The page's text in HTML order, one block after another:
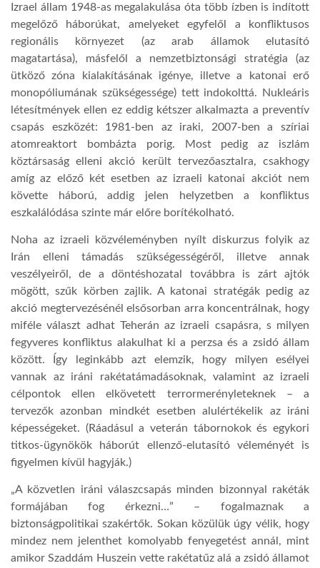
GLOBOZSARU
DOBRAVERO.HU
GLOBOBOOK
Izrael állam 1948-as megalakulása óta több ízben is indított
megelőző háborúkat, amelyeket egyfelől a konfliktusos
regionális környezet (az arab államok elutasító
magatartása), másfelől a nemzetbiztonsági stratégia (az
ütköző zóna kialakításának igénye, illetve a katonai erő
monopóliumának szükségessége) tett indokolttá. Nukleáris
létesítmények ellen ez eddig kétszer alkalmazta a preventív
csapás eszközét: 1981-ben az iraki, 2007-ben a szíriai
atomreaktort bombázta porig. Most pedig az iszlám
köztársaság elleni akció került tervezőasztalra, csakhogy
amíg az előző két esetben az izraeli katonai akciót nem
követte háború, addig jelen helyzetben a konfliktus
eszkalálódása szinte már előre borítékolható.
Noha az izraeli közvéleményben nyílt diskurzus folyik az
Irán elleni támadás szükségességéről, illetve annak
veszélyeiről, de a döntéshozatal továbbra is zárt ajtók
mögött, szűk körben zajlik. A katonai stratégák pedig az
akció megtervezésénél elsősorban arra koncentrálnak, hogy
miféle választ adhat Teherán az izraeli csapásra, s milyen
fegyveres konfliktus alakulhat ki a perzsa és a zsidó állam
között. Így leginkább azt elemzik, hogy milyen esélyei
vannak az iráni rakétatámadásoknak, valamint az izraeli
célpontok ellen elkövetett terrormerényleteknek – a
tervezők azonban mindkét esetben alulértékelik az iráni
képességeket. (Ráadásul a veterán tábornokok és egykori
titkos-ügynökök háborút ellenző-elutasító véleményét is
figyelmen kívül hagyják.)
„A közvetlen iráni válaszcsapás minden bizonnyal rakéták
formájában fog érkezni…” – fogalmaznak a
biztonságpolitikai szakértők. Sokan közülük úgy vélik, hogy
mindez nem jelenthet komolyabb fenyegetést annál, mint
amikor Szaddám Huszein vette rakétatűz alá a zsidó államot